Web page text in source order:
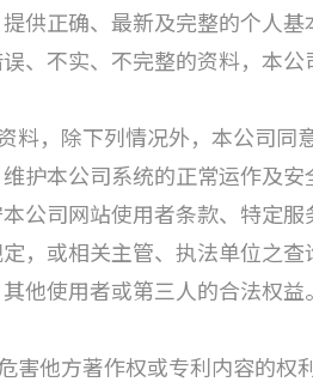
供正确、最新及完整的个人基
、不实、不完整的资料，本
料，除下列情况外，本公司
护本公司系统的正常运作及
公司网站使用者条款、特定服
，或相关主管、执法单位之
他使用者或第三人的合法权益。
害他方著作权或专利内容的权